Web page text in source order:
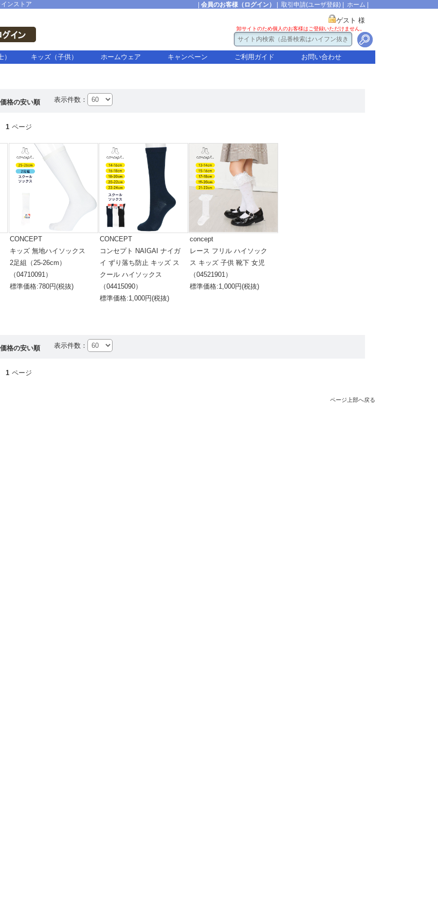
ンストア 会員のお客様（ログイン） 取引申請(ユーザ登録) ホーム
ゲスト 様
卸サイトのため個人のお客様はご登録いただけません。
キッズ（子供） ホームウェア キャンペーン ご利用ガイド お問い合わせ
価格の安い順 表示件数：
1 ページ
CONCEPT
キッズ 無地ハイソックス
2足組（25-26cm）
（04710091）
標準価格:780円(税抜)
CONCEPT
コンセプト NAIGAI ナイガ
イ ずり落ち防止 キッズ ス
クール ハイソックス
（04415090）
標準価格:1,000円(税抜)
concept
レース フリル ハイソック
ス キッズ 子供 靴下 女児
（04521901）
標準価格:1,000円(税抜)
価格の安い順 表示件数：
1 ページ
ページ上部へ戻る